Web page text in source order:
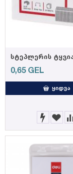
0,65 GEL
ᲧᲘᲓᲕᲐ